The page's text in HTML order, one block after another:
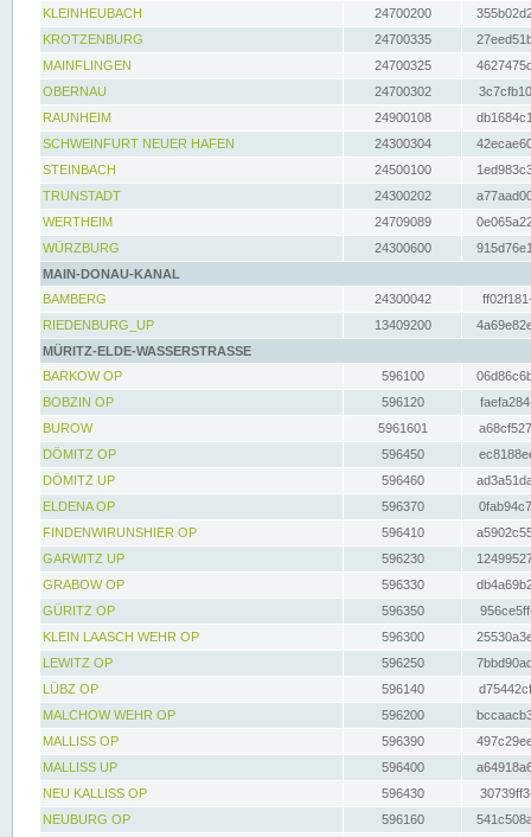
KLEINHEUBACH 24700200
KROTZENBURG
24700335
MAINFLINGEN
24700325
OBERNAU
24700302
RAUNHEIM
24900108
SCHWEINFURT NEUER HAFEN
24300304
STEINBACH
24500100
TRUNSTADT
24300202
WERTHEIM
24709089
WÜRZBURG
24300600
MAIN-DONAU-KANAL
BAMBERG
24300042
RIEDENBURG_UP
13409200
MÜRITZ-ELDE-WASSERSTRASSE
BARKOW OP
596100
BOBZIN OP
596120
BUROW
5961601
DÖMITZ OP
596450
DÖMITZ UP
596460
ELDENA OP
596370
FINDENWIRUNSHIER OP
596410
GARWITZ UP
596230
GRABOW OP
596330
GÜRITZ OP
596350
KLEIN LAASCH WEHR OP
596300
LEWITZ OP
596250
LÜBZ OP
596140
MALCHOW WEHR OP
596200
MALLISS OP
596390
MALLISS UP
596400
NEU KALLISS OP
596430
NEUBURG OP
596160